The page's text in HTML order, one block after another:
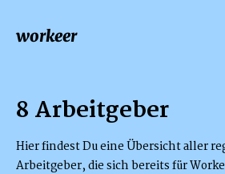
workeer
8 Arbeitgeber
Hier findest Du eine Übersicht aller
Arbeitgeber, die sich bereits für